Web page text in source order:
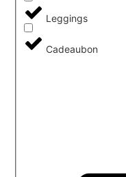
Leggings
Cadeaubon